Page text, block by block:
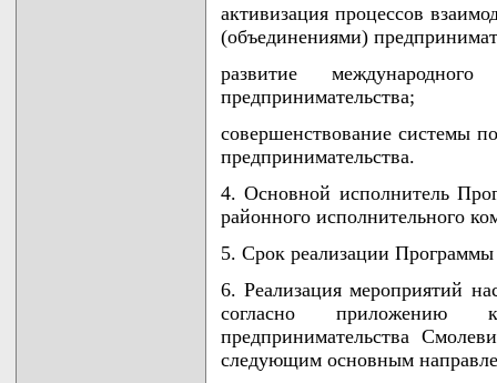
активизация процессов
(объединениями)
развитие
предпринимательства;
совершенствование системы
предпринимательства.
4. Основной исполнитель
районного исполнительного
5. Срок реализации
6. Реализация мероприятий
согласно приложению
предпринимательства
следующим основным